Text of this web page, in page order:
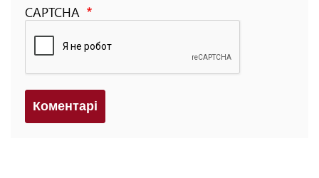
CAPTCHA
Коментарi